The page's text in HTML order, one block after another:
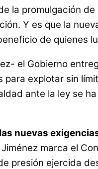
la promulgación
Y es que la
de quienes
el Gobierno
para explotar sin
ante la ley se
nuevas
marca el
presión ejercida